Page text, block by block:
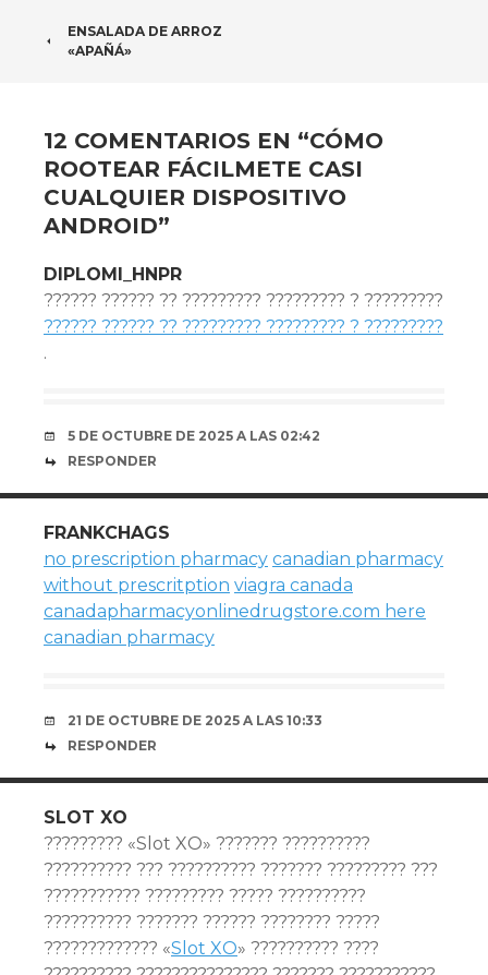
NAVEGADOR
ARTÍCULOS
ENSALADA DE ARROZ
«APAÑÁ»
12 COMENTARIOS EN “CÓMO
ROOTEAR FÁCILMETE CASI
CUALQUIER DISPOSITIVO
ANDROID”
DIPLOMI_HNPR
?????? ?????? ?? ????????? ????????? ? ?????????
?????? ?????? ?? ????????? ????????? ? ?????????
.
5 DE OCTUBRE DE 2025 A LAS 02:42
RESPONDER
FRANKCHAGS
no prescription pharmacy canadian pharmacy
without prescritption viagra canada
canadapharmacyonlinedrugstore.com here
canadian pharmacy
21 DE OCTUBRE DE 2025 A LAS 10:33
RESPONDER
SLOT XO
????????? «Slot XO» ??????? ??????????
?????????? ??? ?????????? ??????? ????????? ???
??????????? ????????? ????? ??????????
?????????? ??????? ?????? ???????? ?????
????????????? «Slot XO» ?????????? ????